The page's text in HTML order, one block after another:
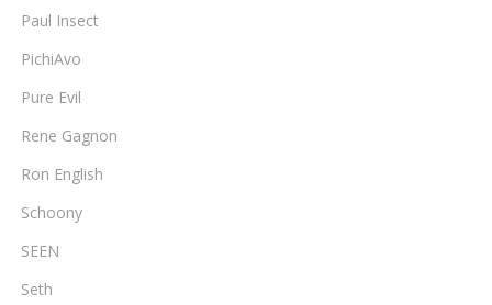
Paul Insect
PichiAvo
Pure Evil
Rene Gagnon
Ron English
Schoony
SEEN
Seth